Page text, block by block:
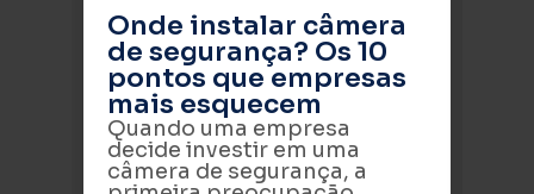
Onde instalar câmera
de segurança? Os 10
pontos que empresas
mais esquecem
Quando uma empresa
decide investir em uma
câmera de segurança, a